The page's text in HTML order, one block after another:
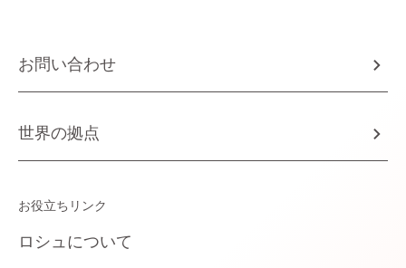
お問い合わせ
世界の拠点
お役立ちリンク
ロシュについて